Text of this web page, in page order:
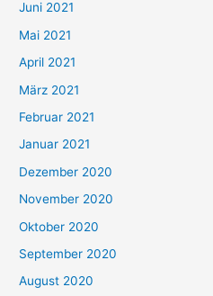
c
h
:
Juni 2021
Mai 2021
April 2021
März 2021
Februar 2021
Januar 2021
Dezember 2020
November 2020
Oktober 2020
September 2020
August 2020